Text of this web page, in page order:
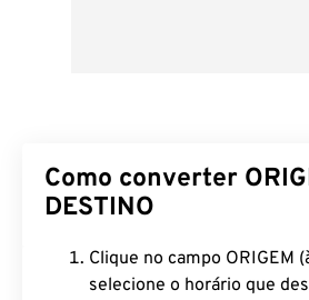
Como converter
DESTINO
Clique no campo ORIGEM
selecione o horário que